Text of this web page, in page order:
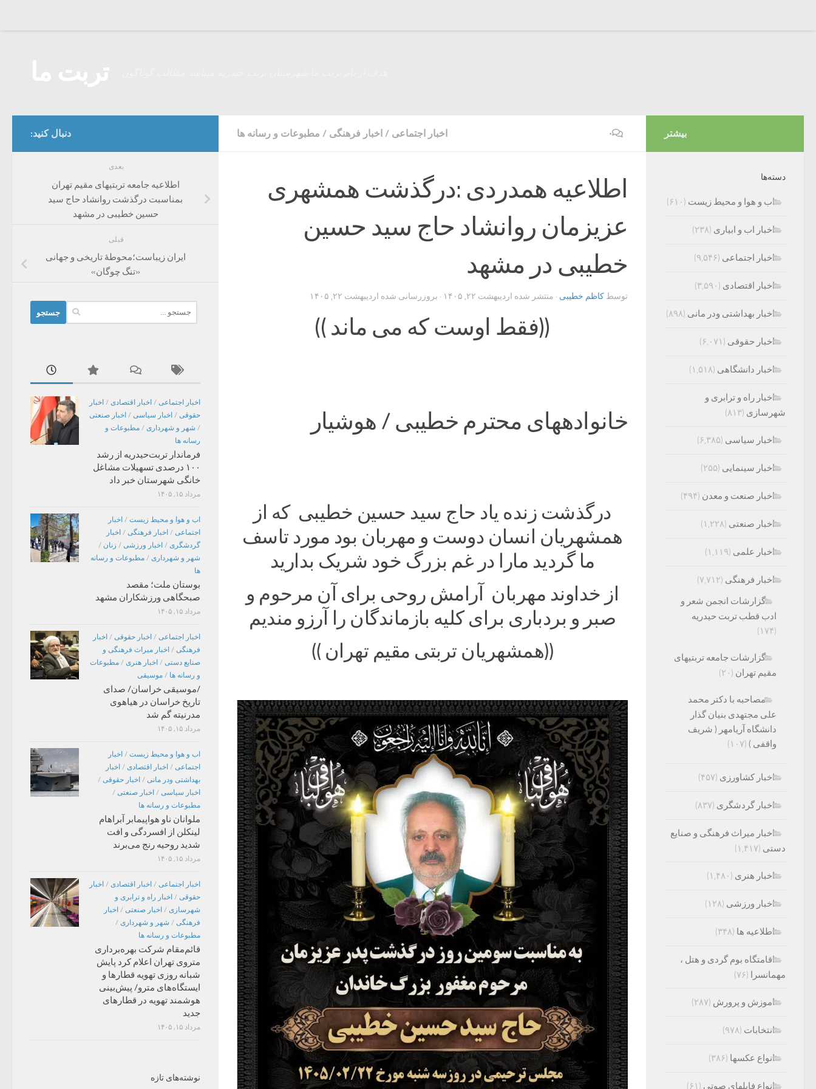
اخبار اجتماعی / اخبار فرهنگی / مطبوعات و رسانه ها ۰
اطلاعیه همدردی :درگذشت همشهری
عزیزمان روانشاد حاج سید حسین
خطیبی در مشهد
توسط کاظم خطیبی · منتشر شده اردیبهشت ۲۲, ۱۴۰۵ · بروزرسانی شده اردیبهشت ۲۲, ۱۴۰۵
((فقط اوست که می ماند ))
خانوادههای محترم خطیبی / هوشیار
درگذشت زنده یاد حاج سید حسین خطیبی که از
همشهریان انسان دوست و مهربان بود مورد تاسف
ما گردید مارا در غم بزرگ خود شریک بدارید
از خداوند مهربان آرامش روحی برای آن مرحوم و
صبر و بردباری برای کلیه بازماندگان را آرزو مندیم
((همشهریان تربتی مقیم تهران ))
دنبال کنید:
بعدی
اطلاعیه جامعه تربتیهای مقیم تهران
بمناسبت درگذشت روانشاد حاج سید
حسین خطیبی در مشهد
قبلی
ایران زیباست؛محوطۀ تاریخی و جهانی
«تنگ چوگان»
برای:
اخبار اجتماعی / اخبار اقتصادی / اخبار
حقوقی / اخبار سیاسی / اخبار صنعتی
/ شهر و شهرداری / مطبوعات و
رسانه ها
فرماندار تربت‌حیدریه از رشد
۱۰۰ درصدی تسهیلات مشاغل
خانگی شهرستان خبر داد
مرداد ۱۵, ۱۴۰۵
اب و هوا و محیط زیست / اخبار
اجتماعی / اخبار فرهنگی / اخبار
گردشگری / اخبار ورزشی / زنان /
شهر و شهرداری / مطبوعات و رسانه
ها
بوستان ملت؛ مقصد
صبحگاهی ورزشکاران مشهد
مرداد ۱۵, ۱۴۰۵
اخبار اجتماعی / اخبار حقوقی / اخبار
فرهنگی / اخبار میراث فرهنگی و
صنایع دستی / اخبار هنری / مطبوعات
و رسانه ها / موسیقی
/موسیقی خراسان/ صدای
تاریخ خراسان در هیاهوی
مدرنیته گم شد
مرداد ۱۵, ۱۴۰۵
اب و هوا و محیط زیست / اخبار
اجتماعی / اخبار اقتصادی / اخبار
بهداشتی ودر مانی / اخبار حقوقی /
اخبار سیاسی / اخبار صنعتی /
مطبوعات و رسانه ها
ملوانان ناو هواپیمابر آبراهام
لینکلن از افسردگی و افت
شدید روحیه رنج می‌برند
مرداد ۱۵, ۱۴۰۵
اخبار اجتماعی / اخبار اقتصادی / اخبار
حقوقی / اخبار راه و ترابری و
شهرسازی / اخبار صنعتی / اخبار
فرهنگی / شهر و شهرداری /
مطبوعات و رسانه ها
قائم‌مقام شرکت بهره‌برداری
متروی تهران اعلام کرد پایش
شبانه روزی تهویه قطارها و
ایستگاه‌های مترو/ پیش‌بینی
هوشمند تهویه در قطارهای
جدید
مرداد ۱۵, ۱۴۰۵
نوشته‌های تازه
بیشتر
دسته‌ها
اب و هوا و محیط زیست (۶۱۰)
اخبار اب و ابیاری (۲۳۸)
اخبار اجتماعی (۹,۵۴۶)
اخبار اقتصادی (۳,۵۹۰)
اخبار بهداشتی ودر مانی (۸۹۸)
اخبار حقوقی (۶,۰۷۱)
اخبار دانشگاهی (۱,۵۱۸)
اخبار راه و ترابری و
شهرسازی (۸۱۳)
اخبار سیاسی (۶,۳۸۵)
اخبار سینمایی (۲۵۵)
اخبار صنعت و معدن (۴۹۴)
اخبار صنعتی (۱,۲۲۸)
اخبار علمی (۱,۱۱۹)
اخبار فرهنگی (۷,۷۱۲)
گزارشات انجمن شعر و
ادب قطب تربت حیدریه
(۱۷۴)
گزارشات جامعه تربتیهای
مقیم تهران (۲۰)
مصاحبه با دکتر محمد
علی مجتهدی بنیان گذار
دانشگاه آریامهر ( شریف
واقفی ) (۱۰۷)
اخبار کشاورزی (۴۵۷)
اخبار گردشگری (۸۳۷)
اخبار میراث فرهنگی و صنایع
دستی (۱,۴۱۷)
اخبار هنری (۱,۴۸۰)
اخبار ورزشی (۱۲۸)
اطلاعیه ها (۳۴۸)
اقامتگاه بوم گردی و هتل ،
مهمانسرا (۷۶)
اموزش و پرورش (۲۸۷)
انتخابات (۹۷۸)
انواع عکسها (۳۸۶)
انواع فایلهای صوتی (۶۱)